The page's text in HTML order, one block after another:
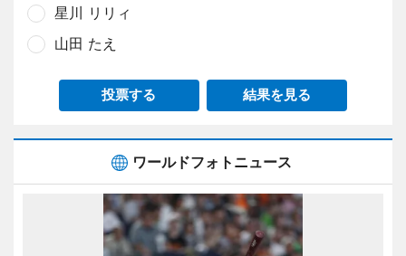
星川 リリィ
山田 たえ
投票する 結果を見る
ワールドフォトニュース